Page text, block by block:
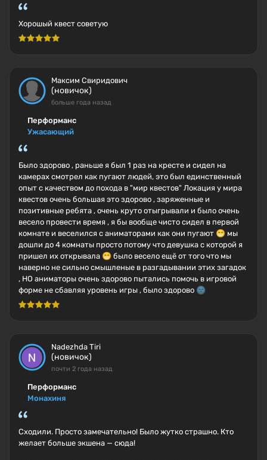
Хорошый квест советую
Максим Свиридович
(новичок)
больше года назад
Перформанс
Ужасающий
Было здорово , раньше я был 1 раз на кресте и сидел на
камерах смотрел как пугают людей, это был единственный
опыт с качеством до похода в "мир квестов" Локация у мира
квестов очень большая это здорово , заряженные и
позитивные ребята , очень круто отыгрывали и было очень
весело провести время , я бы вообще чисто сидел в первой
комнате и веселился с аниматорами как они пугают 😁 мы
дошли до 4 комнаты просто потому что девушка с которой я
пришел их открывала 😁 было весело ещё от того что мы
наверно не сильно смышленые в разгадывании этих загадок
, НО аниматоры очень здорово пытались помочь в игровой
форме не сбавляя уровень игры , было здорово 🌚
Nadezhda Tiri
(новичок)
почти 2 года назад
Перформанс
Монахиня
Сходили. Просто замечательно! Было жутко страшно. Кто
желает больше экшена — сюда!